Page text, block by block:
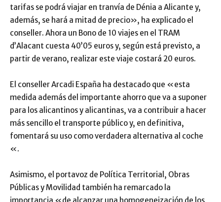
tarifas se podrá viajar en tranvía de Dénia a Alicante y,
además, se hará a mitad de precio», ha explicado el
conseller. Ahora un Bono de 10 viajes en el TRAM
d’Alacant cuesta 40’05 euros y, según está previsto, a
partir de verano, realizar este viaje costará 20 euros.
El conseller Arcadi España ha destacado que «esta
medida además del importante ahorro que va a suponer
para los alicantinos y alicantinas, va a contribuir a hacer
más sencillo el transporte público y, en definitiva,
fomentará su uso como verdadera alternativa al coche
«.
Asimismo, el portavoz de Política Territorial, Obras
Públicas y Movilidad también ha remarcado la